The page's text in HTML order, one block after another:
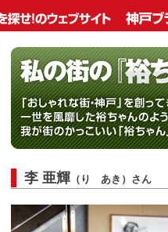
李 亜輝 （り あき）さん